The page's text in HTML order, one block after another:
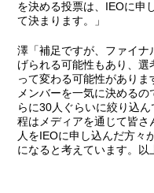
を決める投票は、IEOに申
て決まります。」
澤「補足ですが、ファイナ
げられる可能性もあり、選
って変わる可能性があり
メンバーを一気に決める
らに30人ぐらいに絞り込
程はメディアを通じて皆
人をIEOに申し込んだ方々
になると考えています。以